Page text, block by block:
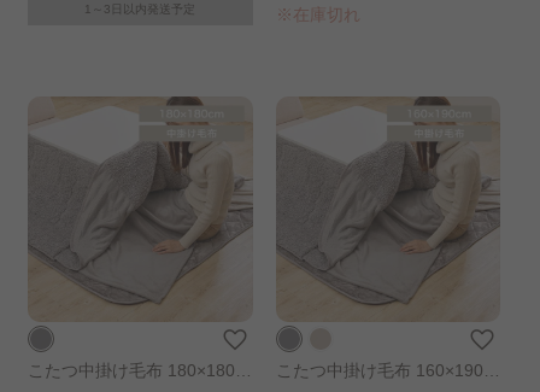
1～3日以内発送予定 ※在庫切れ
こたつ中掛け毛布 180×180c
こたつ中掛け毛布 160×190c